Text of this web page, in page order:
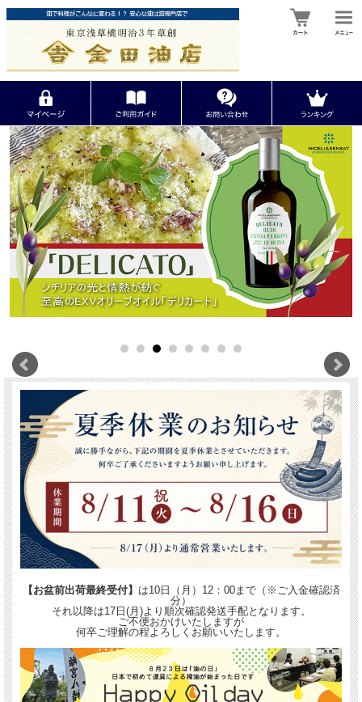
【お盆前出荷最終受付】 は10日（月）12：00まで（※ご入金確認済
分）
それ以降は17日(月)より順次確認発送手配となります。
ご不便おかけいたしますが
何卒ご理解の程よろしくお願いいたします。